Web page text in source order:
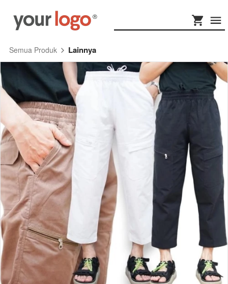
Semua Produk Lainnya